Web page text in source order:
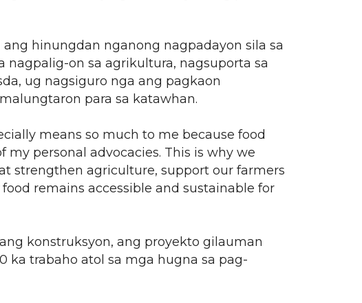
hinungdan nganong nagpadayon sila sa
nagpalig-on sa agrikultura, nagsuporta sa
ug nagsiguro nga ang pagkaon
para sa katawhan.
means so much to me because food
my personal advocacies. This is why we
strengthen agriculture, support our farmers
remains accessible and sustainable for
konstruksyon, ang proyekto gilauman
ka trabaho atol sa mga hugna sa pag-